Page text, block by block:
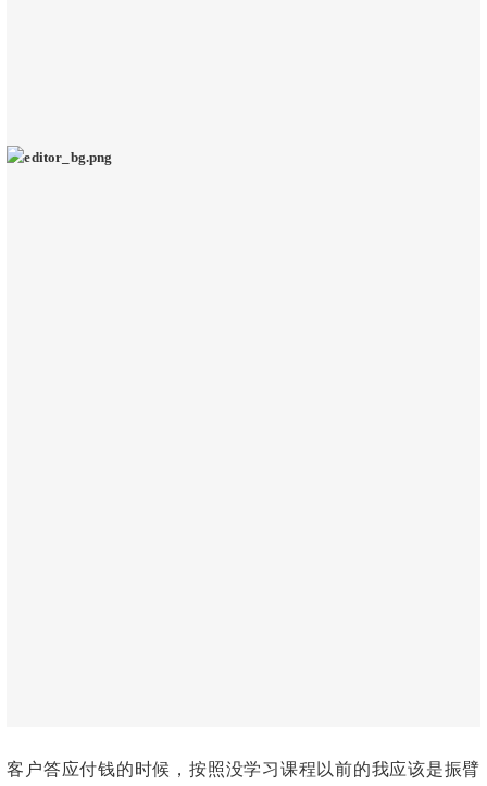
客户答应付钱的时候，按照没学习课程以前的我应该是振臂